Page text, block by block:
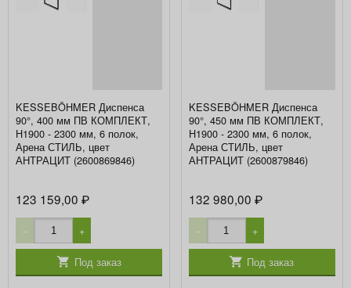
KESSEBÖHMER Диспенса
90°, 400 мм ПВ КОМПЛЕКТ,
H1900 - 2300 мм, 6 полок,
Арена СТИЛЬ, цвет
АНТРАЦИТ (2600869846)
123 159,00₽
− +
Под заказ
KESSEBÖHMER Диспенса
90°, 450 мм ПВ КОМПЛЕКТ,
H1900 - 2300 мм, 6 полок,
Арена СТИЛЬ, цвет
АНТРАЦИТ (2600879846)
132 980,00 ₽
− +
Под заказ